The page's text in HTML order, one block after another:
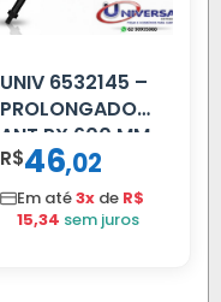
UNIV 6532145 –
PROLONGADOR
ANT PX 600 MM
FIBRA PRETA
R$46,02
Em até3x de R$
15,34 sem juros